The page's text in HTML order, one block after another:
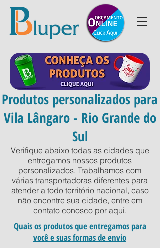
Produtos personalizados para
Vila Lângaro - Rio Grande do
Sul
Verifique abaixo todas as cidades que
entregamos nossos produtos
personalizados. Trabalhamos com
várias transportadoras diferentes para
atender a todo território nacional, caso
não encontre sua cidade, entre em
contato conosco por aqui.
Quais os produtos que entregamos para
você e suas formas de envio